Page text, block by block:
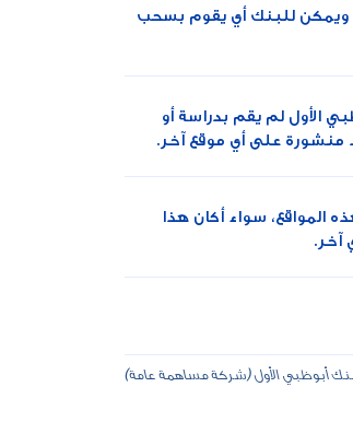
ويمكن للبنك أي يقوم بسحب
الأول لم يقم بدراسة أو
منشورة على أي موقع آخر.
المواقع، سواء أكان هذا
آخر.
أبوظبي الأول (شركة مساهمة عامة)